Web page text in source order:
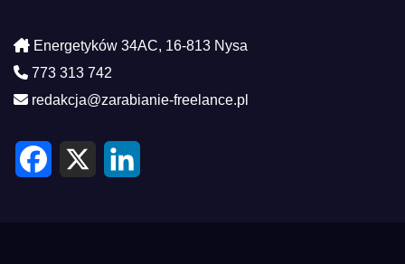
Energetyków 34AC, 16-813 Nysa
773 313 742
redakcja@zarabianie-freelance.pl
F
X